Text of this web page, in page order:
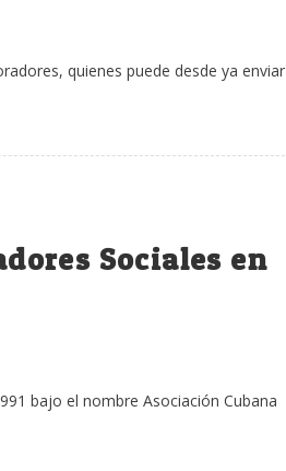
quienes puede desde ya enviar
Sociales en
bajo el nombre Asociación Cubana